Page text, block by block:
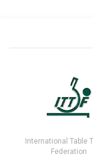
International Table
Federation